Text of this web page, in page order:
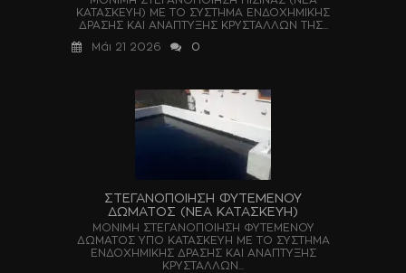
ΚΑΤΑΣΚΕΥΗ) ΜΕ ΤΟ ΣΥΣΤΗΜΑ ΕΝΔΟΧΗΜΙΚΗΣ
ΔΡΑΣΗΣ ΚΑΙ ΑΝΑΠΤΥΞΗΣ ΚΡΥΣΤΑΛΛΩΝ ΤΗΣ...
Μάι 21 2026
0
ΣΤΕΓΑΝΟΠΟΙΗΣΗ ΦΥΤΕΜΕΝΟΥ
ΔΩΜΑΤΟΣ (ΝΕΑ ΚΑΤΑΣΚΕΥΗ)
ΜΟΝΙΜΗ ΣΤΕΓΑΝΟΠΟΙΗΣΗ ΦΥΤΕΜΕΝΟΥ
ΔΩΜΑΤΟΣ ΥΠΟ ΚΑΤΑΣΚΕΥΗ ΜΕ ΤΟ ΣΥΣΤΗΜΑ
ΕΝΔΟΧΗΜΙΚΗΣ ΔΡΑΣΗΣ ΚΑΙ ΑΝΑΠΤΥΞΗΣ
ΚΡΥΣΤΑΛΛΩΝ...